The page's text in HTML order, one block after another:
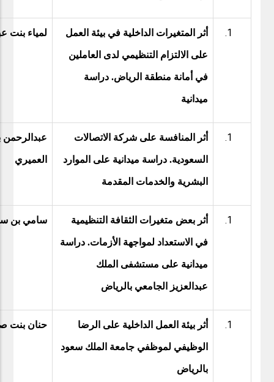
أثر المتغيرات الداخلية في بيئة العمل
على الالتزام التنظيمي لدى العاملين
في أمانة منطقة الرياض. دراسة
ميدانية
لمياء بنت
أثر المنافسة على شركة الاتصالات
السعودية. دراسة ميدانية على الموارد
البشرية والخدمات المقدمة
عبدالرحمن
العميري
أثر بعض متغيرات الثقافة التنظيمية
في الاستعداد لمواجهة الأزمات. دراسة
ميدانية على مستشفى الملك
عبدالعزيز الجامعي بالرياض
سامي بن
أثر بيئة العمل الداخلية على الرضا
الوظيفي لموظفي جامعة الملك سعود
بالرياض
حنان بنت